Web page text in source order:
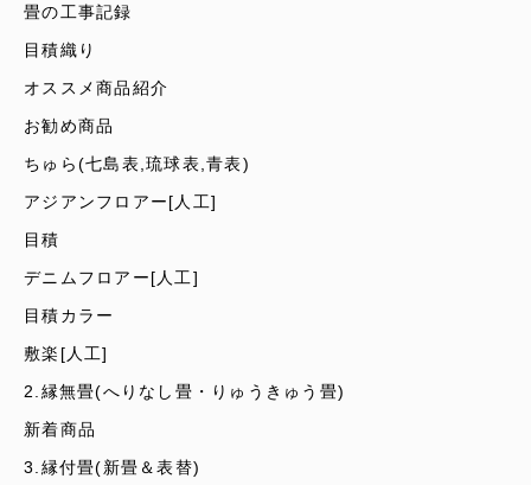
畳の工事記録
目積織り
オススメ商品紹介
お勧め商品
ちゅら(七島表,琉球表,青表)
アジアンフロアー[人工]
目積
デニムフロアー[人工]
目積カラー
敷楽[人工]
2.縁無畳(へりなし畳・りゅうきゅう畳)
新着商品
3.縁付畳(新畳＆表替)